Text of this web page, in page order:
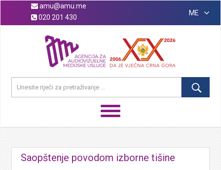
amu@amu.me
020 201 430
ME
Saopštenje povodom izborne tišine